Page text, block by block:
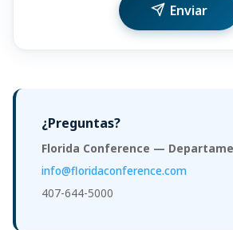
Enviar
¿Preguntas?
Florida Conference —
info@floridaconference.com
407-644-5000